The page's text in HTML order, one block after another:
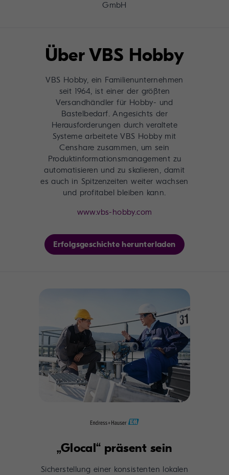
GmbH
Über VBS Hobby
VBS Hobby, ein Familienunternehmen
seit 1964, ist einer der größten
Versandhändler für Hobby- und
Bastelbedarf. Angesichts der
Herausforderungen durch veraltete
Systeme arbeitete VBS Hobby mit
Censhare zusammen, um sein
Produktinformationsmanagement zu
automatisieren und zu skalieren, damit
es auch in Spitzenzeiten weiter wachsen
und profitabel bleiben kann.
www.vbs-hobby.com
Erfolgsgeschichte herunterladen
„Glocal“ präsent sein
Sicherstellung einer konsistenten lokalen